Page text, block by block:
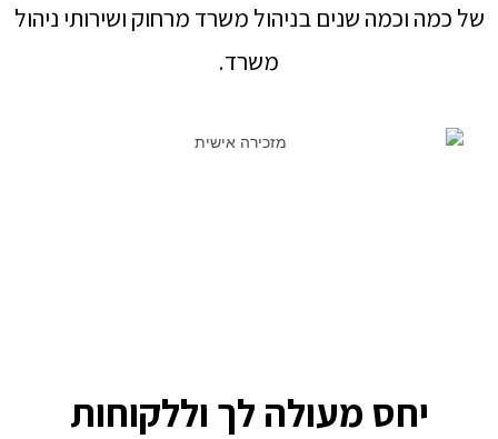
של כמה וכמה שנים בניהול משרד מרחוק ושירותי ניהול
משרד.
יחס מעולה לך וללקוחות